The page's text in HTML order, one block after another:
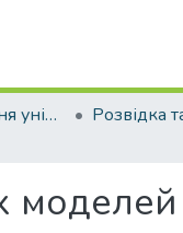
Періодичні видання університету